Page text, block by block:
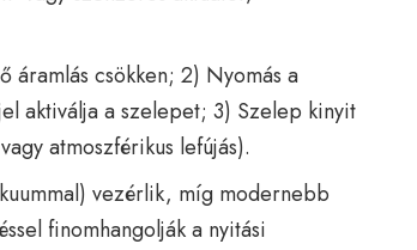
csökken; 2) Nyomás a
aktiválja a szelepet; 3) Szelep kinyit
atmoszférikus lefújás).
vezérlik, míg modernebb
finomhangolják a nyitási